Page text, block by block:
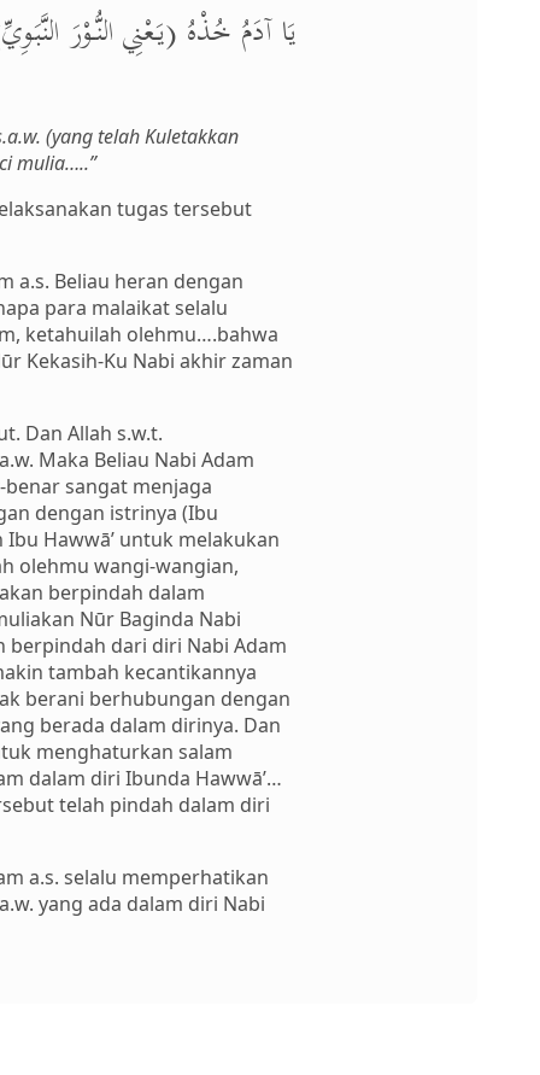
يَا آدَمُ خُذْهُ (يَعْنِي النُّوْرَ
(yang telah Kuletakkan
mulia…..”
tugas tersebut
a.s. Beliau heran dengan
para malaikat selalu
ketahuilah olehmu….bahwa
Kekasih-Ku Nabi akhir zaman
Dan Allah s.w.t.
Maka Beliau Nabi Adam
sangat menjaga
dengan istrinya (Ibu
Hawwā’ untuk melakukan
olehmu wangi-wangian,
berpindah dalam
Nūr Baginda Nabi
berpindah dari diri Nabi Adam
tambah kecantikannya
berani berhubungan dengan
berada dalam dirinya. Dan
menghaturkan salam
dalam diri Ibunda Hawwā’…
telah pindah dalam diri
a.s. selalu memperhatikan
yang ada dalam diri Nabi